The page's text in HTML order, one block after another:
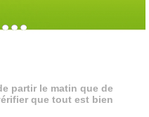
partir le matin que de
que tout est bien